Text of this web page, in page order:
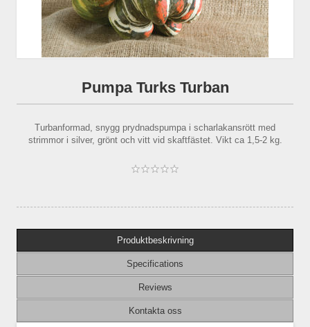
Pumpa Turks Turban
Turbanformad, snygg prydnadspumpa i scharlakansrött med
strimmor i silver, grönt och vitt vid skaftfästet. Vikt ca 1,5-2 kg.
Produktbeskrivning
Specifications
Reviews
Kontakta oss